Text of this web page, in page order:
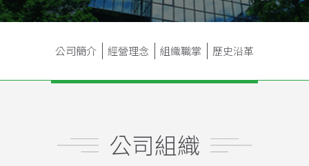
公司簡介 經營理念 組織職掌 歷史沿革
公司組織